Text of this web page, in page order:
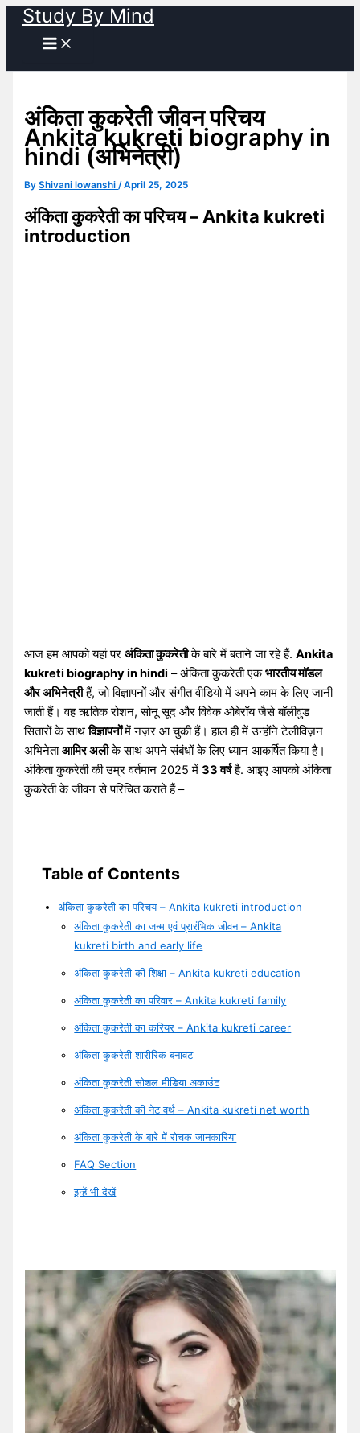
Skip
content
Study By Mind
अंकिता कुकरेती जीवन परिचय
Ankita kukreti biography in
hindi (अभिनेत्री)
ByShivani lowanshi/April 25, 2025
अंकिता कुकरेती का परिचय – Ankita kukreti
introduction
आज हम आपको यहां परअंकिता कुकरेतीके बारे में बताने जा रहे हैं.Ankita
kukreti biography in hindi – अंकिता कुकरेती एकभारतीय मॉडल
और अभिनेत्रीहैं, जो विज्ञापनों और संगीत वीडियो में अपने काम के लिए जानी
जाती हैं। वह ऋतिक रोशन, सोनू सूद और विवेक ओबेरॉय जैसे बॉलीवुड
सितारों के साथविज्ञापनोंमें नज़र आ चुकी हैं। हाल ही में उन्होंने टेलीविज़न
अभिनेताआमिर अलीके साथ अपने संबंधों के लिए ध्यान आकर्षित किया है।
अंकिता कुकरेती की उम्र वर्तमान 2025 में33 वर्षहै. आइए आपको अंकिता
कुकरेती के जीवन से परिचित कराते हैं –
Table of Contents
अंकिता कुकरेती का परिचय – Ankita kukreti introduction
अंकिता कुकरेती का जन्म एवं प्रारंभिक जीवन – Ankita
kukreti birth and early life
अंकिता कुकरेती की शिक्षा – Ankita kukreti education
अंकिता कुकरेती का परिवार – Ankita kukreti family
अंकिता कुकरेती का करियर – Ankita kukreti career
अंकिता कुकरेती शारीरिक बनावट
अंकिता कुकरेती सोशल मीडिया अकाउंट
अंकिता कुकरेती की नेट वर्थ – Ankita kukreti net worth
अंकिता कुकरेती के बारे में रोचक जानकारिया
FAQ Section
इन्हें भी देखें